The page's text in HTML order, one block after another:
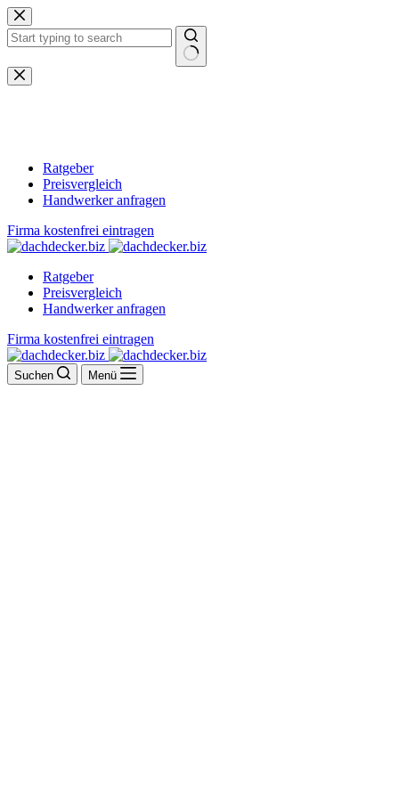
Zum
Inhalt
springen
Keine
Ergebnisse
Ratgeber
Preisvergleich
Handwerker anfragen
Firma kostenfrei eintragen
Ratgeber
Preisvergleich
Handwerker anfragen
Firma kostenfrei eintragen
Suchen Menü